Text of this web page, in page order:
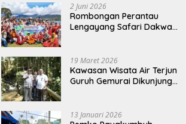
2 Juni 2026
Rombongan Perantau
Lengayang Safari Dakwah
19 Maret 2026
Kawasan Wisata Air Terjun
Guruh Gemurai Dikunjungi
13 Januari 2026